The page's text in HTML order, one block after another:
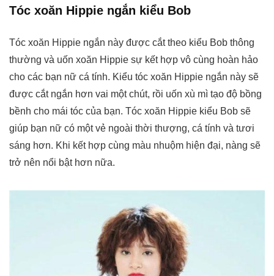
Tóc xoăn Hippie ngắn kiểu Bob
Tóc xoăn Hippie ngắn này được cắt theo kiểu Bob thông
thường và uốn xoăn Hippie sự kết hợp vô cùng hoàn hảo
cho các bạn nữ cá tính. Kiểu tóc xoăn Hippie ngắn này sẽ
được cắt ngắn hơn vai một chút, rồi uốn xù mì tạo độ bồng
bềnh cho mái tóc của bạn. Tóc xoăn Hippie kiểu Bob sẽ
giúp bạn nữ có một vẻ ngoài thời thượng, cá tính và tươi
sáng hơn. Khi kết hợp cùng màu nhuộm hiện đại, nàng sẽ
trở nên nổi bật hơn nữa.